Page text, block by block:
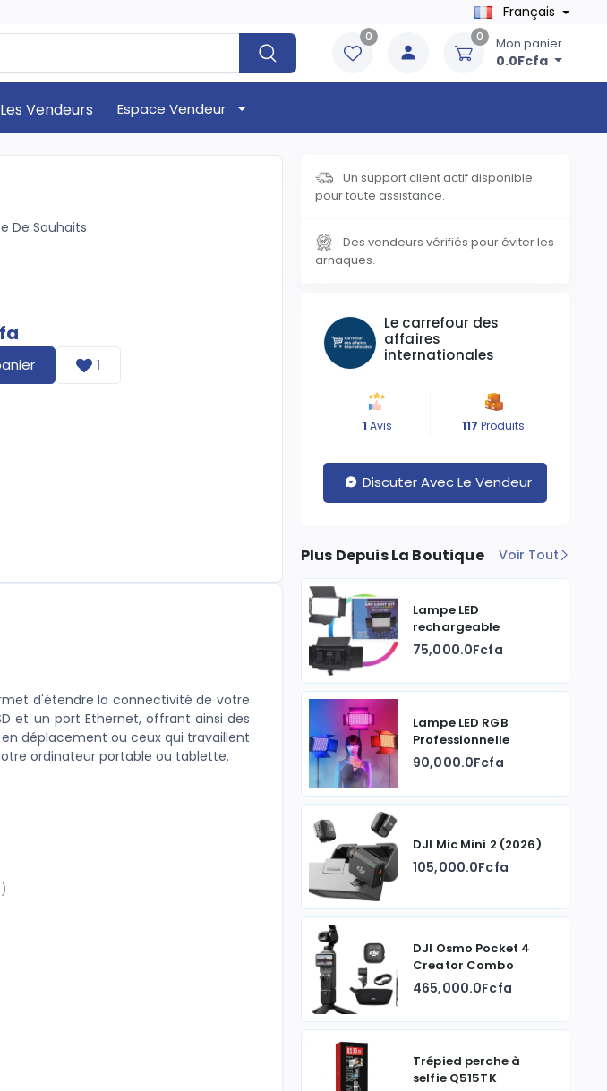
Français
0 0 Mon panier
0.0Fcfa
Vendeurs Espace Vendeur
De Souhaits
1
d'étendre la connectivité de votre
et un port Ethernet, offrant ainsi des
déplacement ou ceux qui travaillent
ordinateur portable ou tablette.
Un support client actif disponible
pour toute assistance.
Des vendeurs vérifiés pour éviter les
arnaques.
Le carrefour des
affaires
internationales
1 Avis 117 Produits
Discuter Avec Le Vendeur
Plus Depuis La Boutique Voir Tout
Lampe LED
rechargeable
75,000.0Fcfa
Lampe LED RGB
Professionnelle
90,000.0Fcfa
DJI Mic Mini 2 (2026)
105,000.0Fcfa
DJI Osmo Pocket 4
Creator Combo
465,000.0Fcfa
Trépied perche à
selfie Q515TK